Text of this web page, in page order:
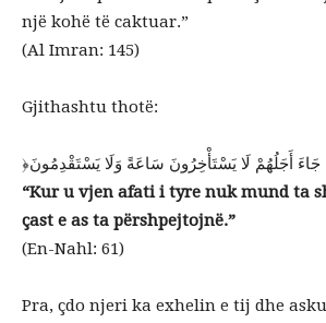
një kohë të caktuar.”
(Al Imran: 145)
Gjithashtu thotë:
“Kur u vjen afati i tyre nuk mund ta
çast e as ta përshpejtojnë.”
(En-Nahl: 61)
Pra, çdo njeri ka exhelin e tij dhe